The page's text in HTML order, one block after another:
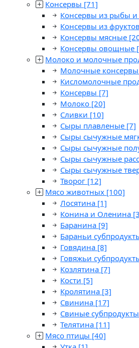
Консервы [71]
Консервы из рыбы и
Консервы из фруктов
Консервы мясные
Консервы овощные
Молоко и молочные
Молочные консервы
Кисломолочные
Консервы [7]
Молоко [20]
Сливки [10]
Сыры плавленые [7]
Сыры сычужные
Сыры сычужные
Сыры сычужные
Сыры сычужные
Творог [12]
Мясо животных [100]
Лосятина [1]
Конина и Оленина
Баранина [9]
Бараньи
Говядина [8]
Говяжьи
Козлятина [7]
Кости [5]
Кролятина [3]
Свинина [17]
Свиные субпродукты
Телятина [11]
Мясо птицы [40]